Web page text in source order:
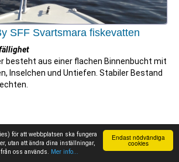
Endast nödvändiga
cookies
för att webbplatsen ska fungera
utan att ändra dina inställningar,
oss används.
Mer info...
SFF Svartsmara fiskevatten
besteht aus einer flachen Binnenbucht mit
Inselchen und Untiefen. Stabiler Bestand